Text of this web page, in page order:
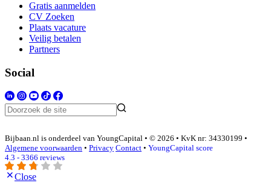
Gratis aanmelden
CV Zoeken
Plaats vacature
Veilig betalen
Partners
Social
Bijbaan.nl is onderdeel van YoungCapital • © 2026 • KvK nr: 34330199 •
Algemene voorwaarden • Privacy Contact • YoungCapital score
4.3 - 3366 reviews
Close